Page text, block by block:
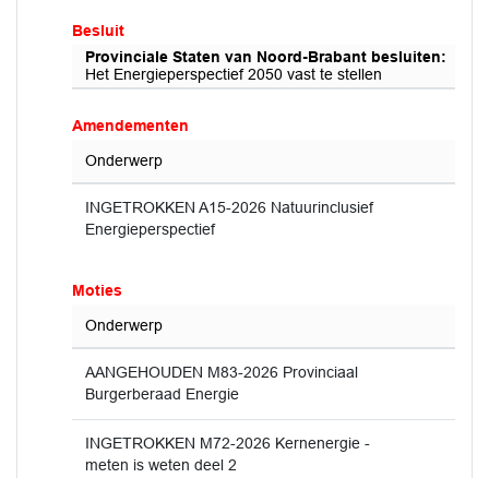
Besluit
Provinciale Staten van Noord-Brabant besluiten:
Het Energieperspectief 2050 vast te stellen
Amendementen
Onderwerp
INGETROKKEN A15-2026 Natuurinclusief
Energieperspectief
Moties
Onderwerp
AANGEHOUDEN M83-2026 Provinciaal
Burgerberaad Energie
INGETROKKEN M72-2026 Kernenergie -
meten is weten deel 2